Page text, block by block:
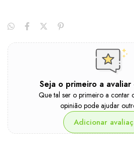
Seja o primeiro a
Que tal ser o primeiro a contar
opinião pode ajudar
Adicionar